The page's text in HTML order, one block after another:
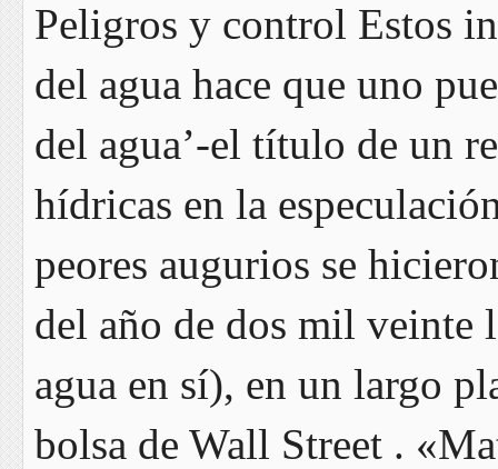
Peligros y control Estos
del agua hace que uno
del agua’-el título de un
hídricas en la
peores augurios se
del año de dos mil veinte
agua en sí), en un largo
bolsa de Wall Street .